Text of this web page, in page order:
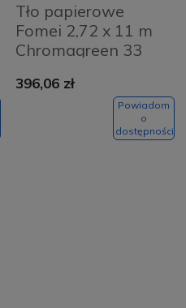
Tło papierowe
Fomei 2,72 x 11 m
Chromagreen 33
396,06 zł
Powiadom
o
dostępności